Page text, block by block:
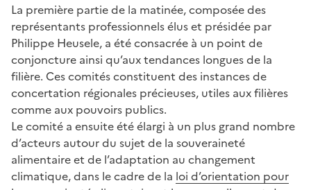
La première partie de la matinée, composée des
représentants professionnels élus et présidée par
Philippe Heusele, a été consacrée à un point de
conjoncture ainsi qu’aux tendances longues de la
filière. Ces comités constituent des instances de
concertation régionales précieuses, utiles aux filières
comme aux pouvoirs publics.
Le comité a ensuite été élargi à un plus grand nombre
d’acteurs autour du sujet de la souveraineté
alimentaire et de l’adaptation au changement
climatique, dans le cadre de la loi d’orientation pour